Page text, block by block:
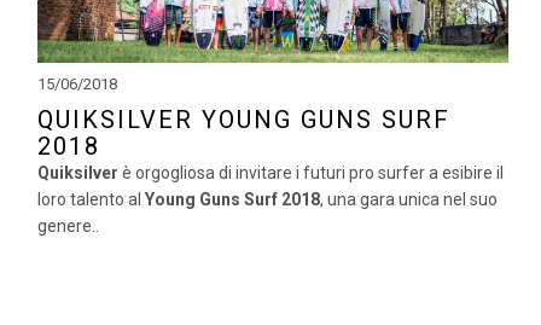
15/06/2018
QUIKSILVER YOUNG GUNS SURF
2018
Quiksilver è orgogliosa di invitare i futuri pro surfer a esibire il
loro talento al Young Guns Surf 2018, una gara unica nel suo
genere..